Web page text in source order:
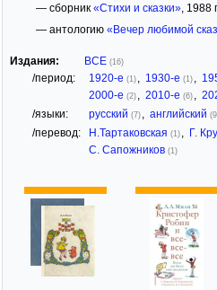
— сборник «Стихи и сказки», 1988 г.
— антологию «Вечер любимой
Издания: ВСЕ (16)
/период: 1920-е (1) 1930-е (1)
2000-е (2) 2010-е (6)
/языки: русский (7) английский
/перевод: Н.Тартаковская (1) Г.
С. Сапожников (1)